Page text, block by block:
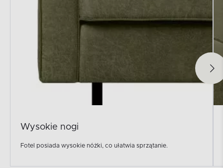
Wysokie nogi
Fotel posiada wysokie nóżki, co ułatwia sprzątanie.